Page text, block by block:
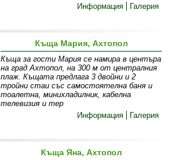
Информация
Галерия
Къща Мария, Ахтопол
Къща за гости Мария се намира в центъра
на град Ахтопол, на 300 м от централния
плаж. Къщата предлага 3 двойни и 2
тройни стаи със самостоятелна баня и
тоалетна, минихладилник, кабелна
телевизия и тер
Информация
Галерия
Къща Яна, Ахтопол